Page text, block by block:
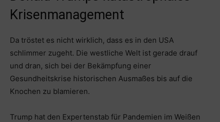
Krisenmanagement
Da tröstet es nicht wirklich, dass es in den USA
schlimmer zugeht. Die westliche Welt ist gerade drauf
und dran, sich bei der Bekämpfung einer
Gesundheitskrise historischen Ausmaßes bis auf die
Knochen zu blamieren.
Trump hat den Expertenstab für Pandemien im Weißen